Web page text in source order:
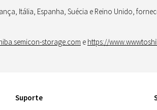
Itália, Espanha, Suécia e Reino Unido,
storage.com e https://
Suporte